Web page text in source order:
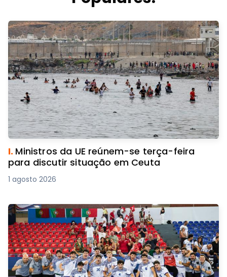
I. Ministros da UE reúnem-se terça-feira
para discutir situação em Ceuta
1 agosto 2026